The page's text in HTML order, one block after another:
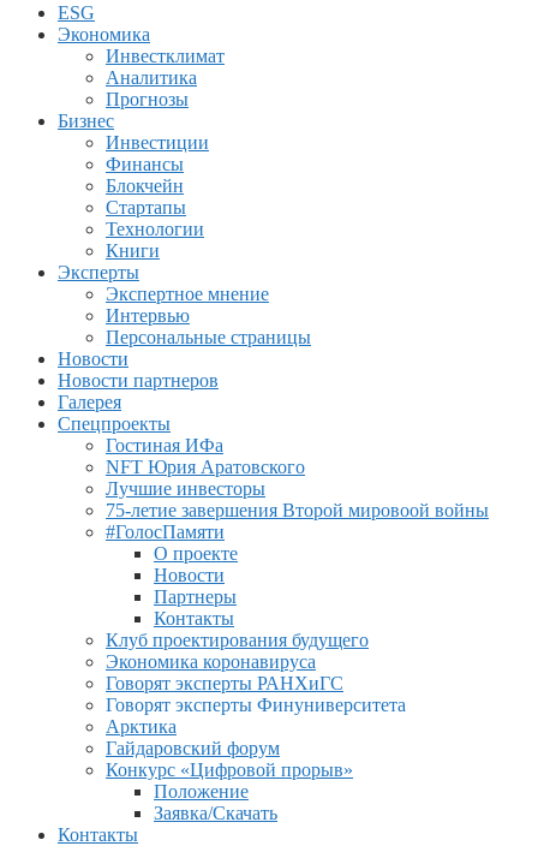
ESG
Экономика
Инвестклимат
Аналитика
Прогнозы
Бизнес
Инвестиции
Финансы
Блокчейн
Стартапы
Технологии
Книги
Эксперты
Экспертное мнение
Интервью
Персональные страницы
Новости
Новости партнеров
Галерея
Спецпроекты
Гостиная ИФа
NFT Юрия Аратовского
Лучшие инвесторы
75-летие завершения Второй мировоой войны
#ГолосПамяти
О проекте
Новости
Партнеры
Контакты
Клуб проектирования будущего
Экономика коронавируса
Говорят эксперты РАНХиГС
Говорят эксперты Финуниверситета
Арктика
Гайдаровский форум
Конкурс «Цифровой прорыв»
Положение
Заявка/Скачать
Контакты